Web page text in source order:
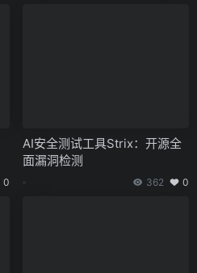
0
AI安全测试工具Strix：开源全
面漏洞检测
362 0